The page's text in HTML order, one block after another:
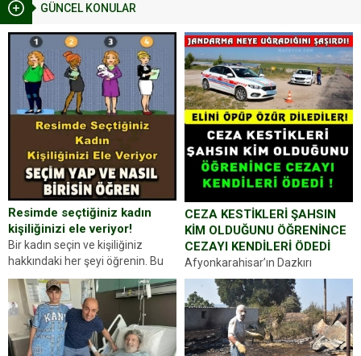
GÜNCEL KONULAR
Resimde seçtiğiniz kadın
kişiliğinizi ele veriyor!
Bir kadın seçin ve kişiliğiniz
hakkındaki her şeyi öğrenin. Bu
kez karşınıza oldukça farklı bir
kişilik testiyle çıkıyoruz. Resimde
gördüğünüz kadın figürlerinden
dikkatinizi en...
CEZA KESTİKLERİ ŞAHSIN
KİM OLDUĞUNU ÖĞRENİNCE
CEZAYI KENDİLERİ ÖDEDİ
Afyonkarahisar’ın Dazkırı
ilçesinde trafik uygulaması
yapan jandarma ekipleri
durdurdukları bir otomobilin
sürücüsünden ehliyet ve ruhsat
sorup belgelerini istedi. Sürücü